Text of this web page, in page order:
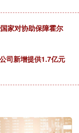
家对协助保障霍尔
司新增提供1.7亿元